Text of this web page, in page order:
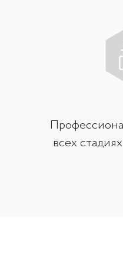
всех